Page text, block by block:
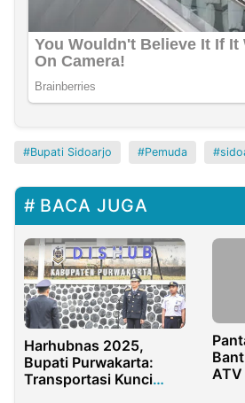
Bupati Sidoarjo Pemuda
BACA JUGA
Harhubnas 2025,
Bupati Purwakarta:
Transportasi Kunci